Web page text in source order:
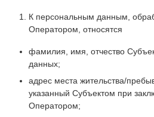
К персональным данным,
Оператором, относятся
фамилия, имя, отчество
данных;
адрес места жительства/
указанный Субъектом при
Оператором;